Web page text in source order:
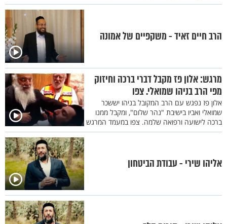
הרב חיים זאיד - משקפיים של אמונה
מרגש: אלון פז מקבל דברי ברכה וחיזוק
מפי הרב בניהו שמואלי. צפו
אלון פז נפגש עם הרב המקובל בניהו יששכר
שמואלי ואביו בישיבת "נהר שלום", ומקבל ממנו
ברכה לישועה ורפואה שלמה. צפו במעמד המרגש
אליהו שירי - עבודת הביטחון